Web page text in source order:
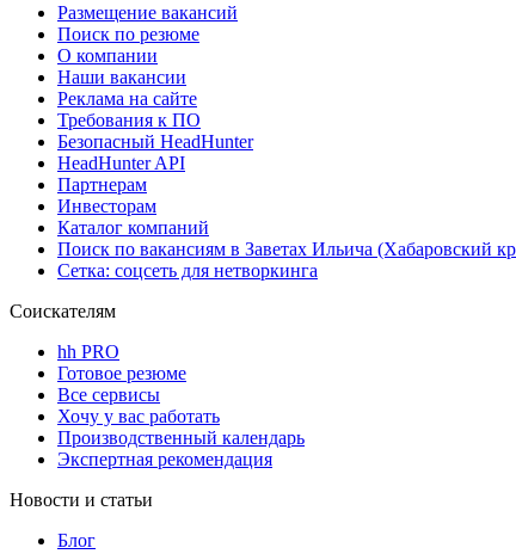
Размещение вакансий
Поиск по резюме
О компании
Наши вакансии
Реклама на сайте
Требования к ПО
Безопасный HeadHunter
HeadHunter API
Партнерам
Инвесторам
Каталог компаний
Поиск по вакансиям в Заветах Ильича (Хабаровский
Сетка: соцсеть для нетворкинга
Соискателям
hh PRO
Готовое резюме
Все сервисы
Хочу у вас работать
Производственный календарь
Экспертная рекомендация
Новости и статьи
Блог